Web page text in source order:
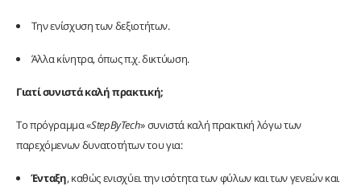
Την ενίσχυση των δεξιοτήτων.
Άλλα κίνητρα, όπως π.χ. δικτύωση.
Γιατί συνιστά καλή πρακτική;
Το πρόγραμμα «StepByTech» συνιστά καλή πρακτική λόγω των
παρεχόμενων δυνατοτήτων του για:
Ένταξη, καθώς ενισχύει την ισότητα των φύλων και των γενεών και